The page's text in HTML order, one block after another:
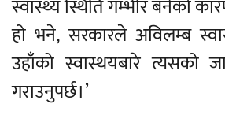
स्वास्थ्य स्थिति गम्भीर बनेको
हो भने, सरकारले अविलम्ब
उहाँको स्वास्थयबारे त्यसको
गराउनुपर्छ।’